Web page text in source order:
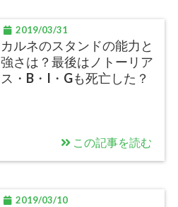
2019/03/31
カルネのスタンドの能力と
強さは？最後はノトーリア
ス・B・I・Gも死亡した？
この記事を読む
2019/03/10